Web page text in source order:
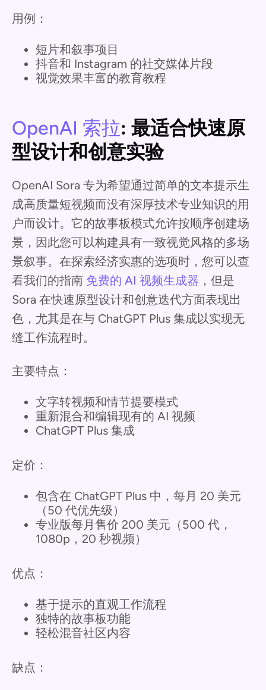
用例：
短片和叙事项目
抖音和 Instagram 的社交媒体片段
视觉效果丰富的教育教程
OpenAI 索拉: 最适合快速原
型设计和创意实验
OpenAI Sora 专为希望通过简单的文本提示生
成高质量短视频而没有深厚技术专业知识的用
户而设计。它的故事板模式允许按顺序创建场
景，因此您可以构建具有一致视觉风格的多场
景叙事。在探索经济实惠的选项时，您可以查
看我们的指南 免费的 AI 视频生成器 ，但是
Sora 在快速原型设计和创意迭代方面表现出
色，尤其是在与 ChatGPT Plus 集成以实现无
缝工作流程时。
主要特点：
文字转视频和情节提要模式
重新混合和编辑现有的 AI 视频
ChatGPT Plus 集成
定价：
包含在 ChatGPT Plus 中，每月 20 美元
（50 代优先级）
专业版每月售价 200 美元（500 代，
1080p，20 秒视频）
优点：
基于提示的直观工作流程
独特的故事板功能
轻松混音社区内容
缺点：